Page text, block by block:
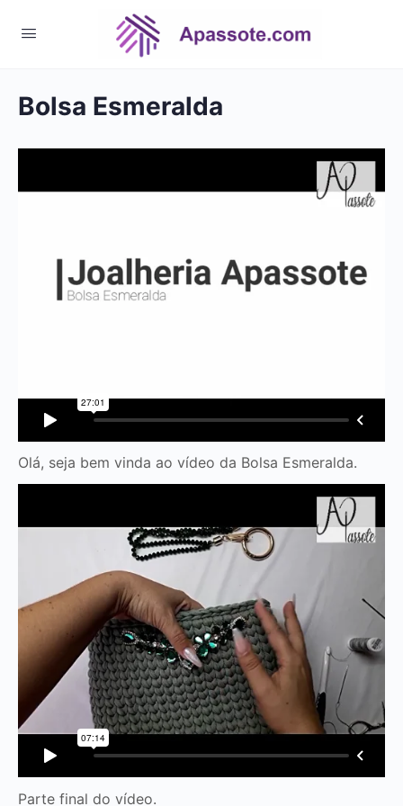
Bolsa Esmeralda
Olá, seja bem vinda ao vídeo da Bolsa Esmeralda.
Parte final do vídeo.